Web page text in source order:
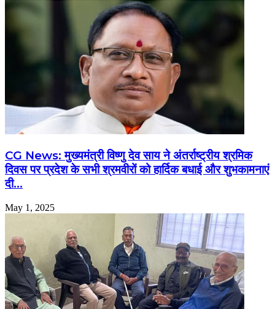
CG News: मुख्यमंत्री विष्णु देव साय ने अंतर्राष्ट्रीय श्रमिक
दिवस पर प्रदेश के सभी श्रमवीरों को हार्दिक बधाई और शुभकामनाएं
दी…
May 1, 2025